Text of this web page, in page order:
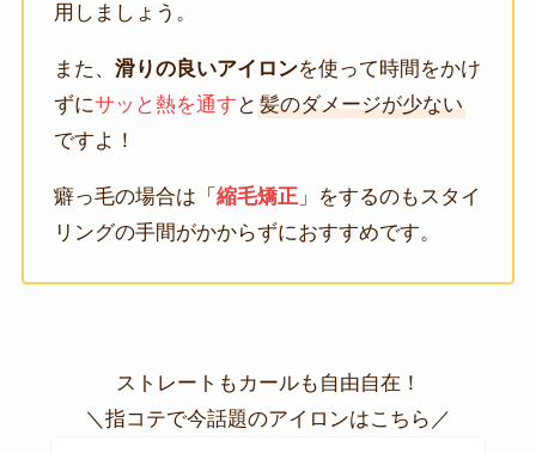
用しましょう。
また、滑りの良いアイロンを使って時間をかけ
ずにサッと熱を通す と髪のダメージが少ない
ですよ！
癖っ毛の場合は「縮毛矯正 」をするのもスタイ
リングの手間がかからずにおすすめです。
ストレートもカールも自由自在！
＼指コテで今話題のアイロンはこちら／